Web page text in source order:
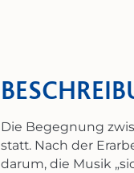
Die Begegnung
statt. Nach der
darum, die Musik